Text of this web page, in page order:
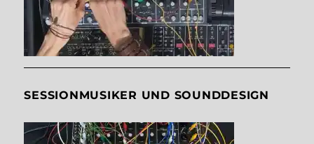
SESSIONMUSIKER UND SOUNDDESIGN